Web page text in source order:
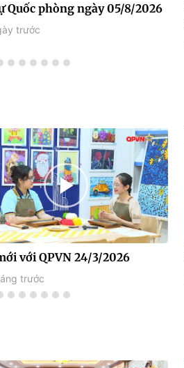
Quốc phòng ngày 05/8/2026
trước
với QPVN 24/3/2026
trước